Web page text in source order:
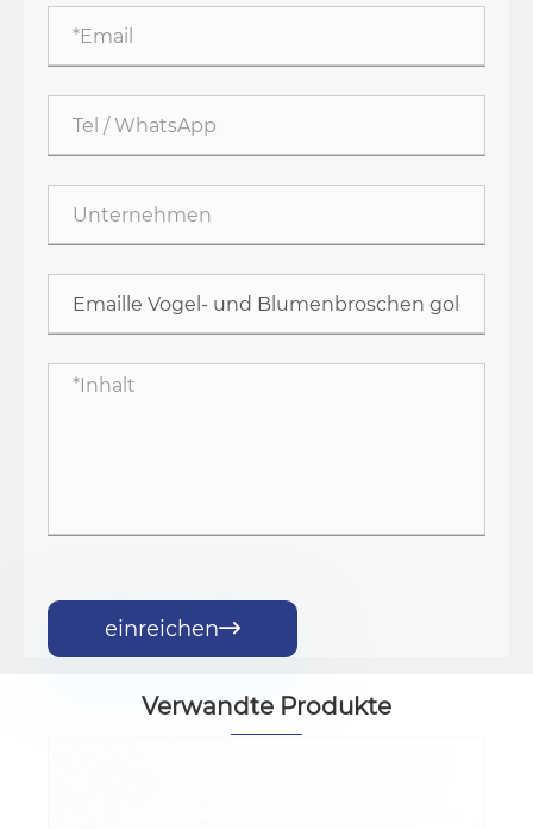
einreichen
Verwandte Produkte